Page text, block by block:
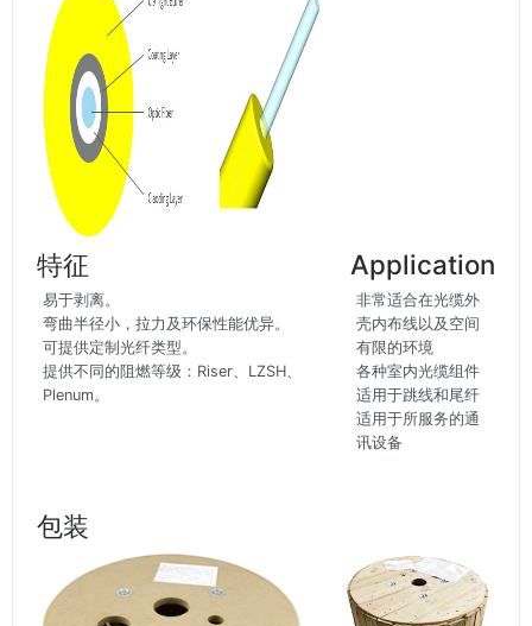
特征
易于剥离。
弯曲半径小，拉力及环保性能优异。
可提供定制光纤类型。
提供不同的阻燃等级：Riser、LZSH、
Plenum。
Application
非常适合在光缆外
壳内布线以及空间
有限的环境
各种室内光缆组件
适用于跳线和尾纤
适用于所服务的通
讯设备
包装